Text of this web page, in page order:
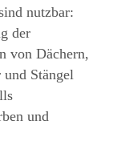
nutzbar:
der
von Dächern,
und Stängel
und